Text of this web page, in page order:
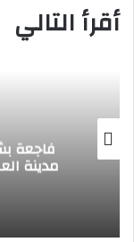
أقرأ التالي
وسط أجواء من